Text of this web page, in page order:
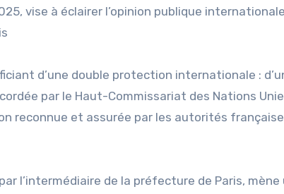
vise à éclairer l’opinion publique internationale
d’une double protection internationale :
par le Haut-Commissariat des Nations
reconnue et assurée par les autorités
l’intermédiaire de la préfecture de Paris, mène